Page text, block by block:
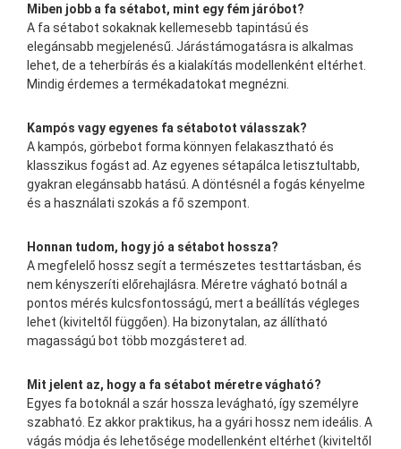
Miben jobb a fa sétabot, mint egy fém járóbot?
A fa sétabot sokaknak kellemesebb tapintású és
elegánsabb megjelenésű. Járástámogatásra is alkalmas
lehet, de a teherbírás és a kialakítás modellenként eltérhet.
Mindig érdemes a termékadatokat megnézni.
Kampós vagy egyenes fa sétabotot válasszak?
A kampós, görbebot forma könnyen felakasztható és
klasszikus fogást ad. Az egyenes sétapálca letisztultabb,
gyakran elegánsabb hatású. A döntésnél a fogás kényelme
és a használati szokás a fő szempont.
Honnan tudom, hogy jó a sétabot hossza?
A megfelelő hossz segít a természetes testtartásban, és
nem kényszeríti előrehajlásra. Méretre vágható botnál a
pontos mérés kulcsfontosságú, mert a beállítás végleges
lehet (kiviteltől függően). Ha bizonytalan, az állítható
magasságú bot több mozgásteret ad.
Mit jelent az, hogy a fa sétabot méretre vágható?
Egyes fa botoknál a szár hossza levágható, így személyre
szabható. Ez akkor praktikus, ha a gyári hossz nem ideális. A
vágás módja és lehetősége modellenként eltérhet (kiviteltől